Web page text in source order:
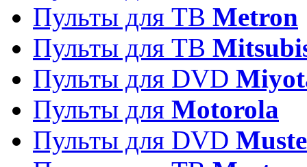
Пульты для ТВ Metron
Пульты для TB
Пульты для DVD
Пульты для Motorola
Пульты для DVD